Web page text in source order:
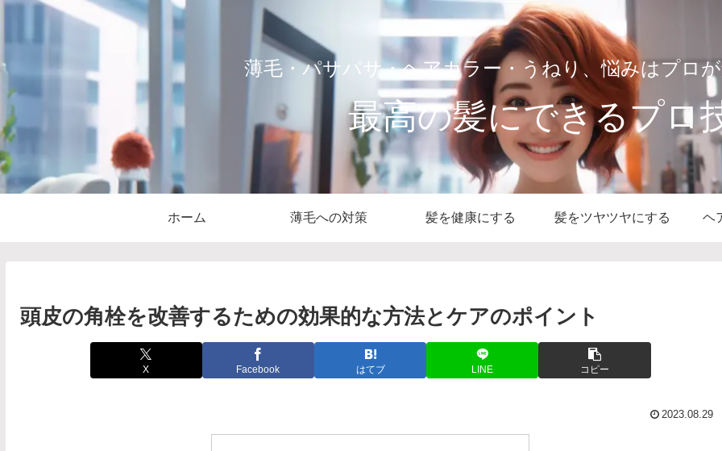
薄毛・パサパサ・ヘアカラー・うねり、悩みはプロ
最高の髪にできるプロ
ホーム 薄毛への対策 髪を健康にする 髪をツヤツヤにする ヘ
頭皮の角栓を改善するための効果的な方法とケアのポイント
X Facebook はてブ LINE コピー
2023.08.29